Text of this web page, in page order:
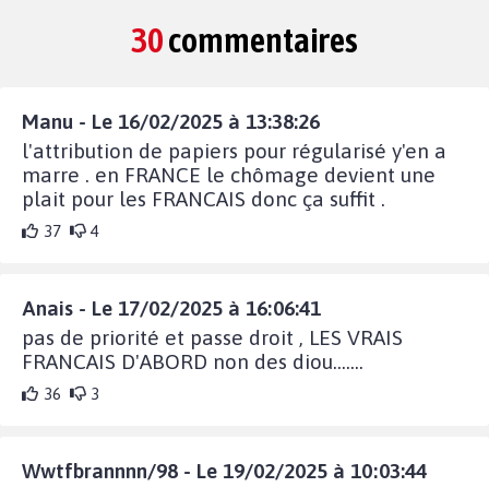
30commentaires
Manu - Le 16/02/2025 à 13:38:26
l'attribution de papiers pour régularisé y'en a
marre . en FRANCE le chômage devient une
plait pour les FRANCAIS donc ça suffit .
37 4
Anais - Le 17/02/2025 à 16:06:41
pas de priorité et passe droit , LES VRAIS
FRANCAIS D'ABORD non des diou.......
36 3
Wwtfbrannnn/98 - Le 19/02/2025 à 10:03:44